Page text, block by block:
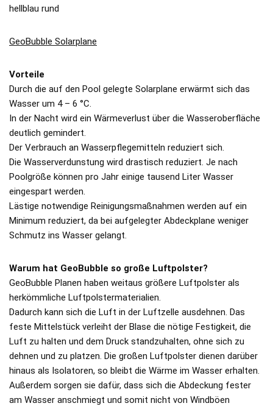
hellblau rund
GeoBubble Solarplane
Vorteile
Durch die auf den Pool gelegte Solarplane erwärmt sich das
Wasser um 4 – 6 °C.
In der Nacht wird ein Wärmeverlust über die Wasseroberfläche
deutlich gemindert.
Der Verbrauch an Wasserpflegemitteln reduziert sich.
Die Wasserverdunstung wird drastisch reduziert. Je nach
Poolgröße können pro Jahr einige tausend Liter Wasser
eingespart werden.
Lästige notwendige Reinigungsmaßnahmen werden auf ein
Minimum reduziert, da bei aufgelegter Abdeckplane weniger
Schmutz ins Wasser gelangt.
Warum hat GeoBubble so große Luftpolster?
GeoBubble Planen haben weitaus größere Luftpolster als
herkömmliche Luftpolstermaterialien.
Dadurch kann sich die Luft in der Luftzelle ausdehnen. Das
feste Mittelstück verleiht der Blase die nötige Festigkeit, die
Luft zu halten und dem Druck standzuhalten, ohne sich zu
dehnen und zu platzen. Die großen Luftpolster dienen darüber
hinaus als Isolatoren, so bleibt die Wärme im Wasser erhalten.
Außerdem sorgen sie dafür, dass sich die Abdeckung fester
am Wasser anschmiegt und somit nicht von Windböen